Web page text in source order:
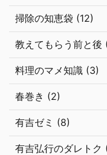
掃除の知恵袋 (12)
教えてもらう前と後
料理のマメ知識 (3)
春巻き (2)
有吉ゼミ (8)
有吉弘行のダレトク